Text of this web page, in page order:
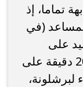
تماما، إذ
(في
على
الفرنسي أوريليان تشواميني قبل 20 دقيقة على
لبرشلونة،